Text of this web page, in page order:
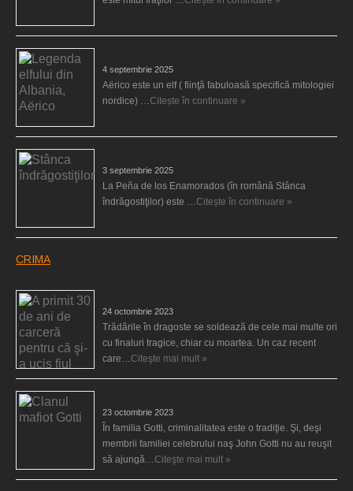
4 septembrie 2025
Aërico este un elf ( fiinţă fabuloasă specifică mitologiei
nordice) … Citește în continuare »
3 septembrie 2025
La Peña de los Enamorados (în română Stânca
îndrăgostiţilor) este … Citește în continuare »
CRIMA
24 octombrie 2023
Trădările în dragoste se soldează de cele mai multe ori
cu finaluri tragice, chiar cu moartea. Un caz recent
care… Citeşte mai mult »
23 octombrie 2023
În familia Gotti, criminalitatea este o tradiţie. Şi, deşi
membrii familiei celebrului naş John Gotti nu au reuşit
să ajungă… Citeşte mai mult »